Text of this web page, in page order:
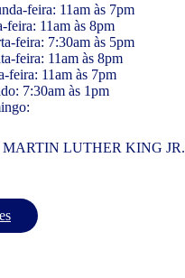
feira: 11am às 7pm
feira: 11am às 8pm
feira: 7:30am às 5pm
feira: 11am às 8pm
feira: 11am às 7pm
7:30am às 1pm
MARTIN LUTHER KING JR.